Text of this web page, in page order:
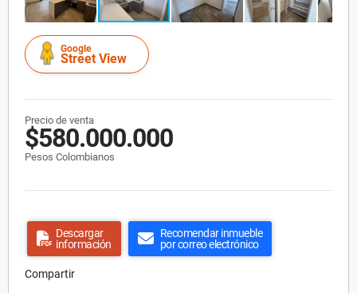
Google
Street View
Precio de venta
$580.000.000
Pesos Colombianos
Descargar
información
Recomendar inmueble
por correo electrónico
Compartir